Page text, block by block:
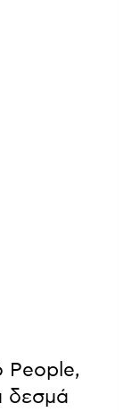
People,
δεσμά